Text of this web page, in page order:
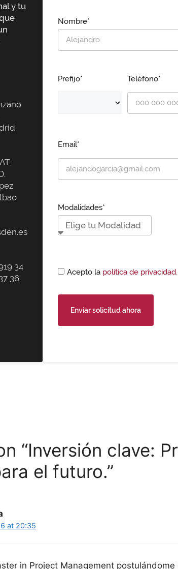
y tu
34
36
Nombre*
Prefijo* Teléfono*
Email*
Modalidades*
Acepto la política de privacidad.
Enviar solicitud ahora
“Inversión clave:
el futuro.”
at 20:35
in Project Management postulándome